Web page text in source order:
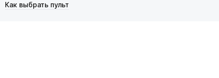
Как выбрать пульт